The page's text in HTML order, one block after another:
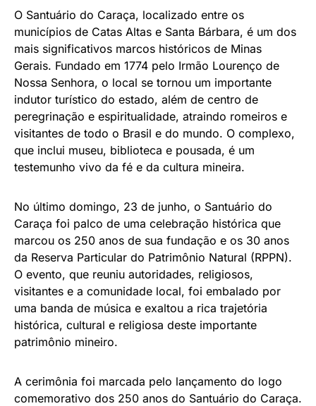
O Santuário do Caraça, localizado entre os
municípios de Catas Altas e Santa Bárbara, é um dos
mais significativos marcos históricos de Minas
Gerais. Fundado em 1774 pelo Irmão Lourenço de
Nossa Senhora, o local se tornou um importante
indutor turístico do estado, além de centro de
peregrinação e espiritualidade, atraindo romeiros e
visitantes de todo o Brasil e do mundo. O complexo,
que inclui museu, biblioteca e pousada, é um
testemunho vivo da fé e da cultura mineira.
No último domingo, 23 de junho, o Santuário do
Caraça foi palco de uma celebração histórica que
marcou os 250 anos de sua fundação e os 30 anos
da Reserva Particular do Patrimônio Natural (RPPN).
O evento, que reuniu autoridades, religiosos,
visitantes e a comunidade local, foi embalado por
uma banda de música e exaltou a rica trajetória
histórica, cultural e religiosa deste importante
patrimônio mineiro.
A cerimônia foi marcada pelo lançamento do logo
comemorativo dos 250 anos do Santuário do Caraça.